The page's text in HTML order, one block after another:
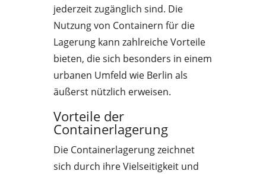
jederzeit zugänglich sind. Die
Nutzung von Containern für die
Lagerung kann zahlreiche Vorteile
bieten, die sich besonders in einem
urbanen Umfeld wie Berlin als
äußerst nützlich erweisen.
Vorteile der
Containerlagerung
Die Containerlagerung zeichnet
sich durch ihre Vielseitigkeit und